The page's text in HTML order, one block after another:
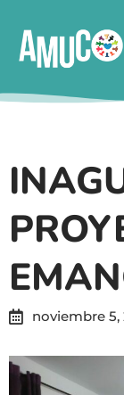
noviembre 5,